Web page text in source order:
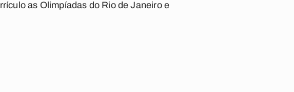
as Olimpíadas do Rio de Janeiro e